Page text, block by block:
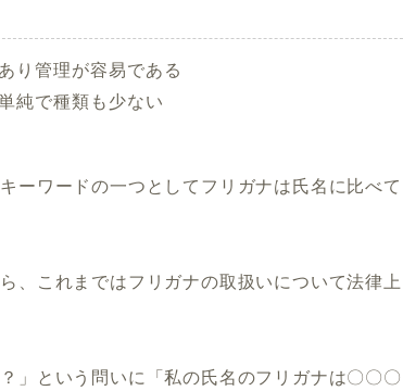
り管理が容易である
純で種類も少ない
ーワードの一つとしてフリガナは氏名に比べて
、これまではフリガナの取扱いについて法律上
」という問いに「私の氏名のフリガナは〇〇〇